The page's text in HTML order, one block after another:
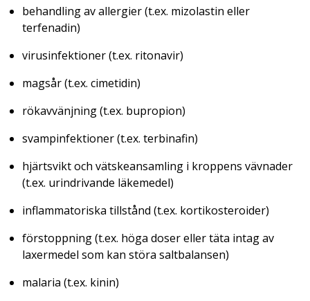
behandling av allergier (t.ex. mizolastin eller
terfenadin)
virusinfektioner (t.ex. ritonavir)
magsår (t.ex. cimetidin)
rökavvänjning (t.ex. bupropion)
svampinfektioner (t.ex. terbinafin)
hjärtsvikt och vätskeansamling i kroppens vävnader
(t.ex. urindrivande läkemedel)
inflammatoriska tillstånd (t.ex. kortikosteroider)
förstoppning (t.ex. höga doser eller täta intag av
laxermedel som kan störa saltbalansen)
malaria (t.ex. kinin)